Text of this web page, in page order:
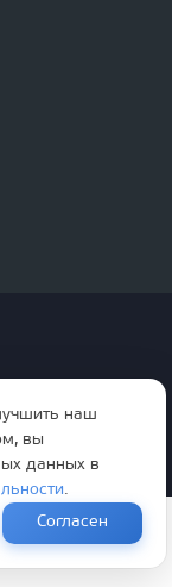
наш
вы
данных в
.
Согласен